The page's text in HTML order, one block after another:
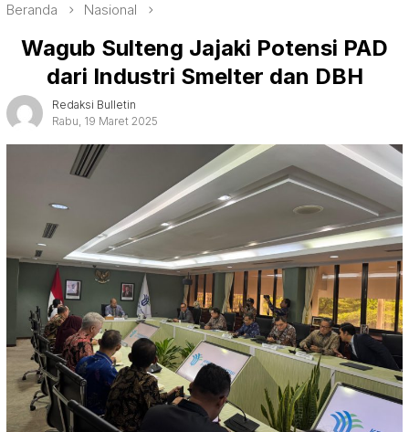
Beranda Nasional
Wagub Sulteng Jajaki Potensi PAD
dari Industri Smelter dan DBH
Redaksi Bulletin
Rabu, 19 Maret 2025